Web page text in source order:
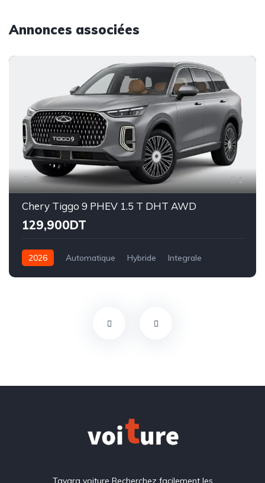
Annonces associées
1
Chery Tiggo 9 PHEV 1.5 T DHT AWD
129,900DT
2026 Automatique Hybride Integrale
Tayara voiture Recherchez facilement les